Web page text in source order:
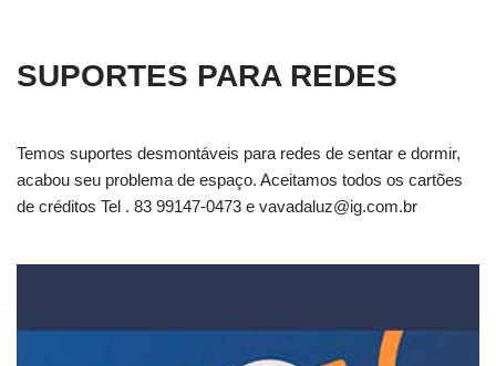
SUPORTES PARA REDES
Temos suportes desmontáveis para redes de sentar e dormir,
acabou seu problema de espaço. Aceitamos todos os cartões
de créditos Tel . 83 99147-0473 e vavadaluz@ig.com.br